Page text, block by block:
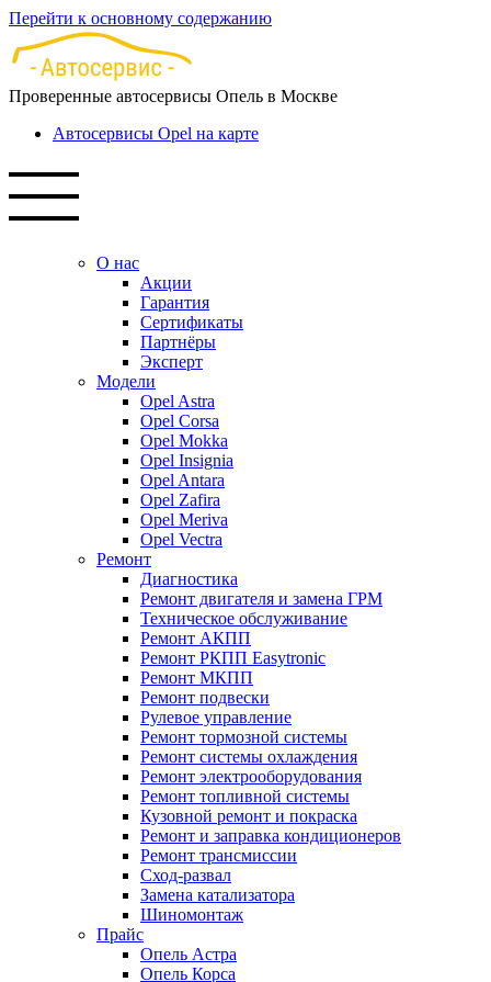
Перейти к основному содержанию
Проверенные автосервисы Опель в Москве
Автосервисы Opel на карте
О нас
Акции
Гарантия
Сертификаты
Партнёры
Эксперт
Модели
Opel Astra
Opel Corsa
Opel Mokka
Opel Insignia
Opel Antara
Opel Zafira
Opel Meriva
Opel Vectra
Ремонт
Диагностика
Ремонт двигателя и замена ГРМ
Техническое обслуживание
Ремонт АКПП
Ремонт РКПП Easytronic
Ремонт МКПП
Ремонт подвески
Рулевое управление
Ремонт тормозной системы
Ремонт системы охлаждения
Ремонт электрооборудования
Ремонт топливной системы
Кузовной ремонт и покраска
Ремонт и заправка кондиционеров
Ремонт трансмиссии
Сход-развал
Замена катализатора
Шиномонтаж
Прайс
Опель Астра
Опель Корса